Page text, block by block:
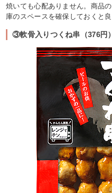
焼いても心配ありません。商品
庫のスペースを確保しておくと良
③軟骨入りつくね串（376円）